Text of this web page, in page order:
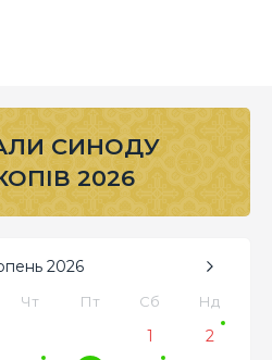
СИНОДУ
2026
2026
Чт Пт Сб Нд
1
2